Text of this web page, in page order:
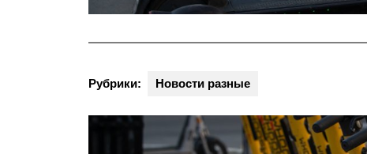
Рубрики: Новости разные